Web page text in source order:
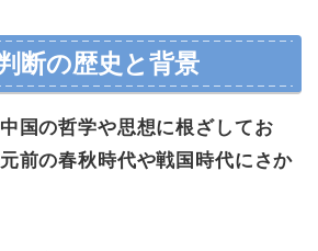
断の歴史と背景
国の哲学や思想に根ざしてお
前の春秋時代や戦国時代にさか